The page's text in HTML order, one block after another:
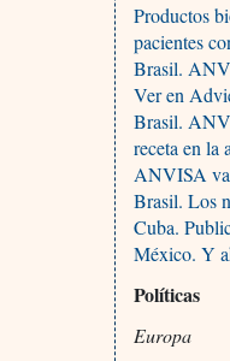
Productos
pacientes
Brasil.
Ver en
Brasil.
receta en la
ANVISA va
Brasil. Los
Cuba.
México. Y
Políticas
Europa